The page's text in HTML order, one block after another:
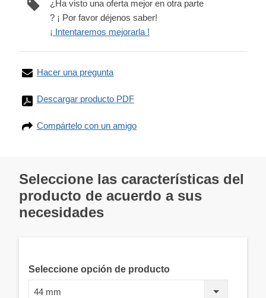
¿Ha visto una oferta mejor en otra parte
? ¡ Por favor déjenos saber!
¡ Intentaremos mejorarla !
Hacer una pregunta
Descargar producto PDF
Compártelo con un amigo
Seleccione las características del
producto de acuerdo a sus
necesidades
Seleccione opción de producto
44 mm